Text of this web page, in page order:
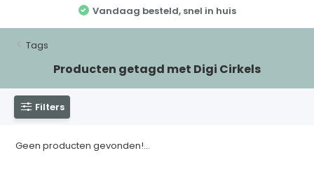
Vandaag besteld, snel in huis
Tags
Producten getagd met Digi Cirkels
Filters
Geen producten gevonden!...